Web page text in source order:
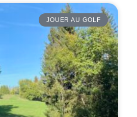
JOUER AU GOLF